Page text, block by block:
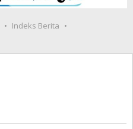
Indeks Berita